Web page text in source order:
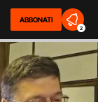
ABBONATI
2